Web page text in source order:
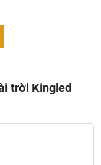
trời Kingled